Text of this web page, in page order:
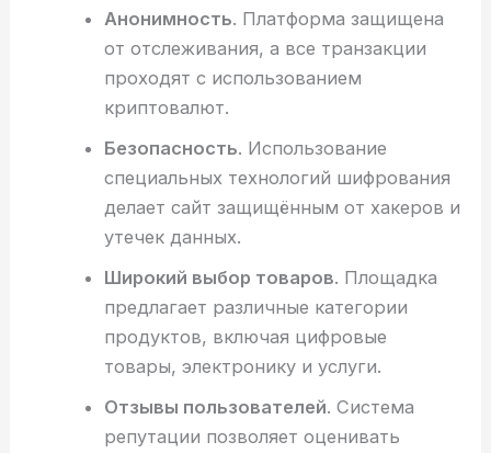
Анонимность. Платформа защищена
от отслеживания, а все транзакции
проходят с использованием
криптовалют.
Безопасность. Использование
специальных технологий шифрования
делает сайт защищённым от хакеров и
утечек данных.
Широкий выбор товаров. Площадка
предлагает различные категории
продуктов, включая цифровые
товары, электронику и услуги.
Отзывы пользователей. Система
репутации позволяет оценивать